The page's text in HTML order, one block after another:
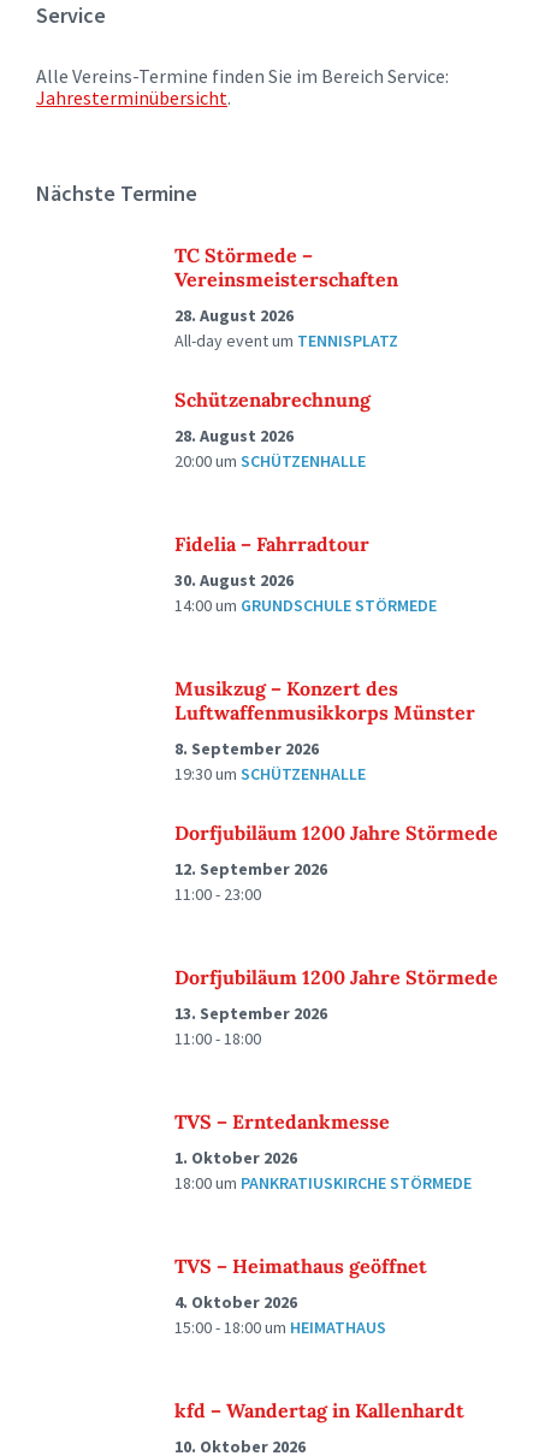
Service
Alle Vereins-Termine finden Sie im Bereich Service:
Jahresterminübersicht.
Nächste Termine
TC Störmede –
Vereinsmeisterschaften
28. August 2026
All-day eventum TENNISPLATZ
Schützenabrechnung
28. August 2026
20:00um SCHÜTZENHALLE
Fidelia – Fahrradtour
30. August 2026
14:00um GRUNDSCHULE STÖRMEDE
Musikzug – Konzert des
Luftwaffenmusikkorps Münster
8. September 2026
19:30um SCHÜTZENHALLE
Dorfjubiläum 1200 Jahre Störmede
12. September 2026
11:00 - 23:00
Dorfjubiläum 1200 Jahre Störmede
13. September 2026
11:00 - 18:00
TVS – Erntedankmesse
1. Oktober 2026
18:00um PANKRATIUSKIRCHE STÖRMEDE
TVS – Heimathaus geöffnet
4. Oktober 2026
15:00 - 18:00um HEIMATHAUS
kfd – Wandertag in Kallenhardt
10. Oktober 2026